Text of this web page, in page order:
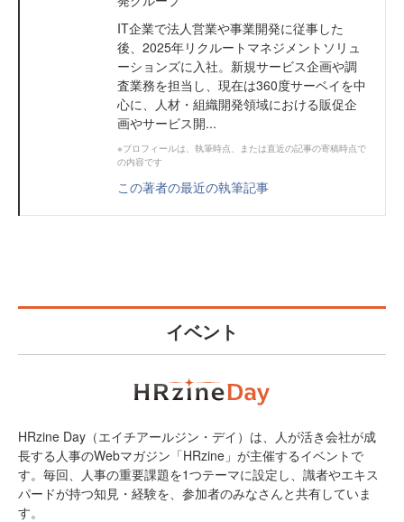
IT企業で法人営業や事業開発に従事した
後、2025年リクルートマネジメントソリュ
ーションズに入社。新規サービス企画や調
査業務を担当し、現在は360度サーベイを中
心に、人材・組織開発領域における販促企
画やサービス開...
※プロフィールは、執筆時点、または直近の記事の寄稿時点で
の内容です
この著者の最近の執筆記事
イベント
HRzine Day（エイチアールジン・デイ）は、人が活き会社が成
長する人事のWebマガジン「HRzine」が主催するイベントで
す。毎回、人事の重要課題を1つテーマに設定し、識者やエキス
パードが持つ知見・経験を、参加者のみなさんと共有していま
す。